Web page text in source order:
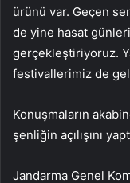
ürünü var. Geçen
de yine hasat
gerçekleştiriyoruz.
festivallerimiz de
Konuşmaların
şenliğin açılışını
Jandarma Genel